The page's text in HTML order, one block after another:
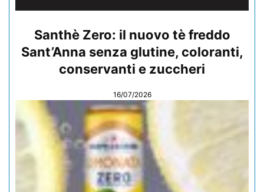
Santhè Zero: il nuovo tè freddo
Sant’Anna senza glutine, coloranti,
conservanti e zuccheri
16/07/2026